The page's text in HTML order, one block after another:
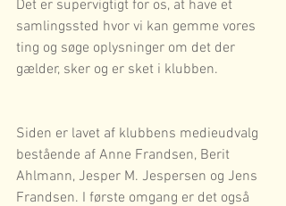
Det er supervigtigt for os, at have et
samlingssted hvor vi kan gemme vores
ting og søge oplysninger om det der
gælder, sker og er sket i klubben.
Siden er lavet af klubbens medieudvalg
bestående af Anne Frandsen, Berit
Ahlmann, Jesper M. Jespersen og Jens
Frandsen. I første omgang er det også